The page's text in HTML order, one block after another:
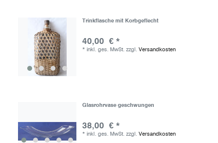
Trinkflasche mit Korbgeflecht
40,00 € *
* inkl. ges. MwSt. zzgl. Versandkosten
Glasrohrvase geschwungen
38,00 € *
* inkl. ges. MwSt. zzgl. Versandkosten